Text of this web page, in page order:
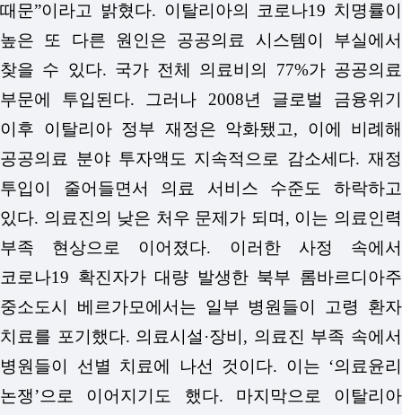
때문”이라고 밝혔다. 이탈리아의 코로나19 치명률이
높은 또 다른 원인은 공공의료 시스템이 부실에서
찾을 수 있다. 국가 전체 의료비의 77%가 공공의료
부문에 투입된다. 그러나 2008년 글로벌 금융위기
이후 이탈리아 정부 재정은 악화됐고, 이에 비례해
공공의료 분야 투자액도 지속적으로 감소세다. 재정
투입이 줄어들면서 의료 서비스 수준도 하락하고
있다. 의료진의 낮은 처우 문제가 되며, 이는 의료인력
부족 현상으로 이어졌다. 이러한 사정 속에서
코로나19 확진자가 대량 발생한 북부 롬바르디아주
중소도시 베르가모에서는 일부 병원들이 고령 환자
치료를 포기했다. 의료시설·장비, 의료진 부족 속에서
병원들이 선별 치료에 나선 것이다. 이는 ‘의료윤리
논쟁’으로 이어지기도 했다. 마지막으로 이탈리아